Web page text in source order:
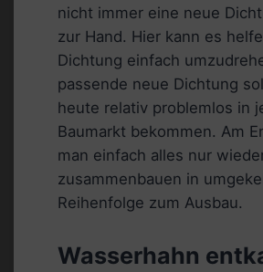
nicht immer eine neue
zur Hand. Hier kann es
Dichtung einfach
passende neue Dichtung
heute relativ problemlos in
Baumarkt bekommen. Am
man einfach alles nur
zusammenbauen in
Reihenfolge zum Ausbau.
Wasserhahn